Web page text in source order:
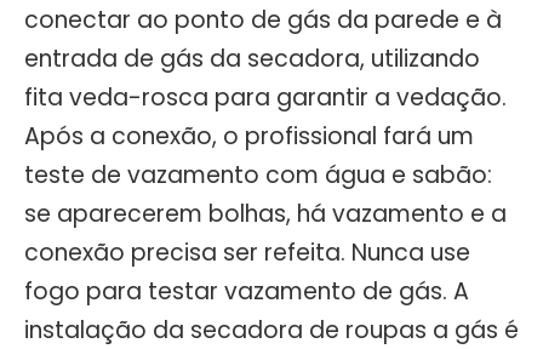
conectar ao ponto de gás da parede e à
entrada de gás da secadora, utilizando
fita veda-rosca para garantir a vedação.
Após a conexão, o profissional fará um
teste de vazamento com água e sabão:
se aparecerem bolhas, há vazamento e a
conexão precisa ser refeita. Nunca use
fogo para testar vazamento de gás. A
instalação da secadora de roupas a gás é